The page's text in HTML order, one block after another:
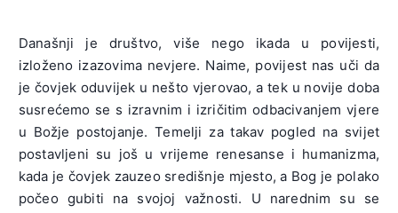
Današnji je društvo, više nego ikada u povijesti,
izloženo izazovima nevjere. Naime, povijest nas uči da
je čovjek oduvijek u nešto vjerovao, a tek u novije doba
susrećemo se s izravnim i izričitim odbacivanjem vjere
u Božje postojanje. Temelji za takav pogled na svijet
postavljeni su još u vrijeme renesanse i humanizma,
kada je čovjek zauzeo središnje mjesto, a Bog je polako
počeo gubiti na svojoj važnosti. U narednim su se